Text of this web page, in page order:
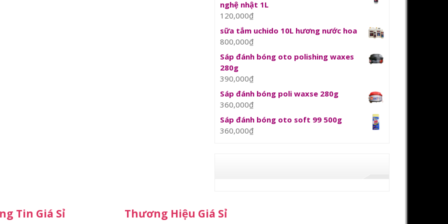
nghệ nhật 1L
120,000₫
sữa tắm uchido 10L hương nước hoa
800,000₫
Sáp đánh bóng oto polishing waxes
280g
390,000₫
Sáp đánh bóng poli waxse 280g
360,000₫
Sáp đánh bóng oto soft 99 500g
360,000₫
Tin Giá Sỉ Thương Hiệu Giá Sỉ